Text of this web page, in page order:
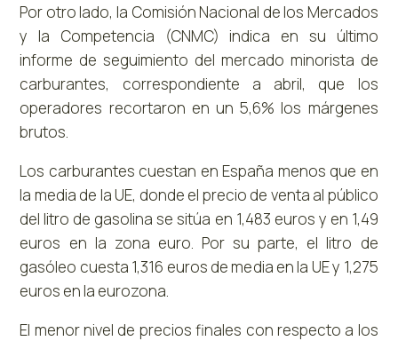
Por otro lado, la Comisión Nacional de los Mercados
y la Competencia (CNMC) indica en su último
informe de seguimiento del mercado minorista de
carburantes, correspondiente a abril, que los
operadores recortaron en un 5,6% los márgenes
brutos.
Los carburantes cuestan en España menos que en
la media de la UE, donde el precio de venta al público
del litro de gasolina se sitúa en 1,483 euros y en 1,49
euros en la zona euro. Por su parte, el litro de
gasóleo cuesta 1,316 euros de media en la UE y 1,275
euros en la eurozona.
El menor nivel de precios finales con respecto a los